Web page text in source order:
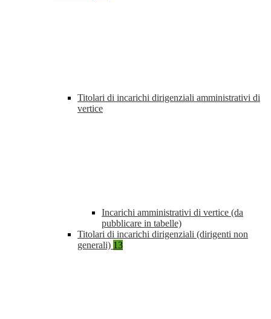
Titolari di incarichi dirigenziali amministrativi di
vertice
Incarichi amministrativi di vertice (da
pubblicare in tabelle)
Titolari di incarichi dirigenziali (dirigenti non
generali) 13